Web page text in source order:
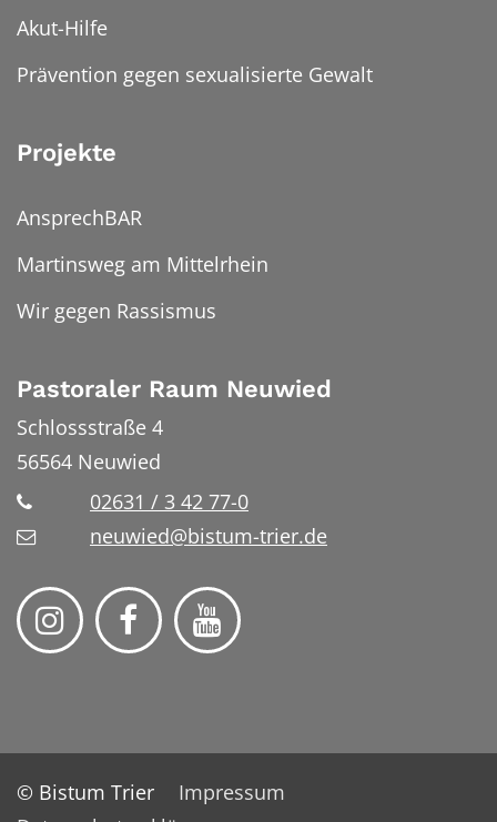
Akut-Hilfe
Prävention gegen sexualisierte Gewalt
Projekte
AnsprechBAR
Martinsweg am Mittelrhein
Wir gegen Rassismus
Pastoraler Raum Neuwied
Schlossstraße 4
56564 Neuwied
02631 / 3 42 77-0
neuwied@bistum-trier.de
© Bistum Trier
Impressum